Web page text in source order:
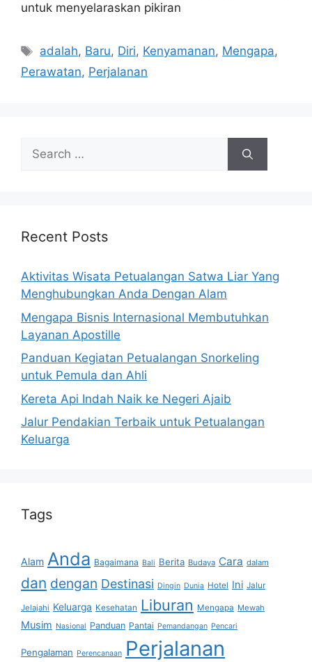
untuk menyelaraskan pikiran
Tags
adalah, Baru, Diri, Kenyamanan, Mengapa,
Perawatan, Perjalanan
Search
for:
Recent Posts
Aktivitas Wisata Petualangan Satwa Liar Yang
Menghubungkan Anda Dengan Alam
Mengapa Bisnis Internasional Membutuhkan
Layanan Apostille
Panduan Kegiatan Petualangan Snorkeling
untuk Pemula dan Ahli
Kereta Api Indah Naik ke Negeri Ajaib
Jalur Pendakian Terbaik untuk Petualangan
Keluarga
Tags
Alam Anda Bagaimana Bali Berita Budaya Cara dalam
dan dengan Destinasi Dingin Dunia Hotel Ini Jalur
Jelajahi Keluarga Kesehatan Liburan Mengapa Mewah
Musim Nasional Panduan Pantai Pemandangan Pencari
Pengalaman Perencanaan Perjalanan